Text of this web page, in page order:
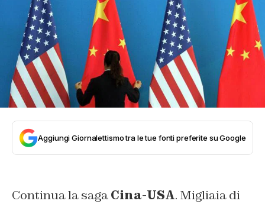
Aggiungi Giornalettismo tra le tue fonti preferite su Google
Continua la sagaCina-USA. Migliaia di